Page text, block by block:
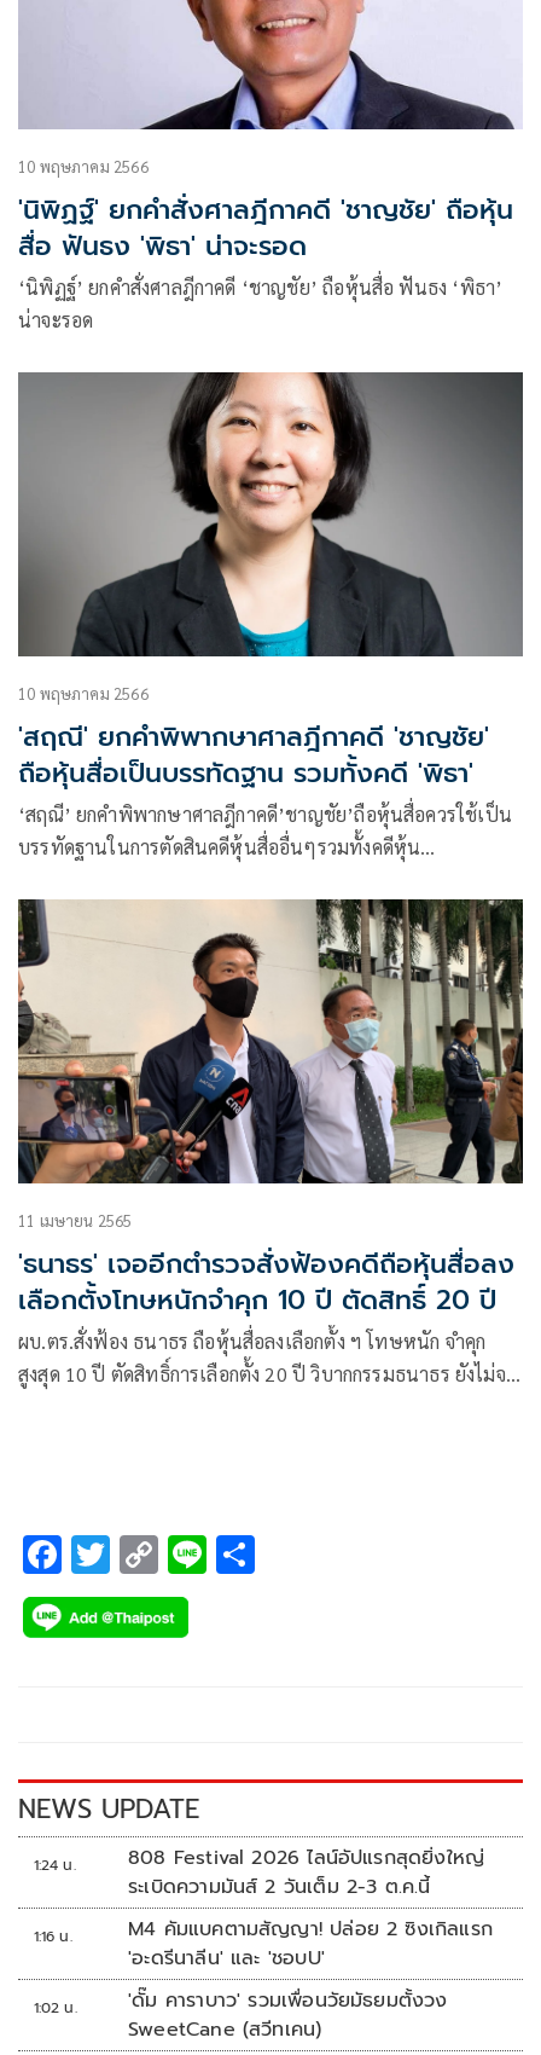
10 พฤษภาคม 2566
'นิพิฏฐ์' ยกคำสั่งศาลฎีกาคดี 'ชาญชัย' ถือหุ้น
สื่อ ฟันธง 'พิธา' น่าจะรอด
‘นิพิฏฐ์’ ยกคำสั่งศาลฎีกาคดี ‘ชาญชัย’ ถือหุ้นสื่อ ฟันธง ‘พิธา’
น่าจะรอด
10 พฤษภาคม 2566
'สฤณี' ยกคำพิพากษาศาลฎีกาคดี 'ชาญชัย'
ถือหุ้นสื่อเป็นบรรทัดฐาน รวมทั้งคดี 'พิธา'
‘สฤณี’ ยกคำพิพากษาศาลฎีกาคดี’ชาญชัย’ถือหุ้นสื่อควรใช้เป็น
บรรทัดฐานในการตัดสินคดีหุ้นสื่ออื่นๆรวมทั้งคดีหุ้น
จนกว่าเราจะแก้รธน.ยกเลิกมาตราเจ้าปัญหา
11 เมษายน 2565
'ธนาธร' เจออีกตำรวจสั่งฟ้องคดีถือหุ้นสื่อลง
เลือกตั้งโทษหนักจำคุก 10 ปี ตัดสิทธิ์ 20 ปี
ผบ.ตร.สั่งฟ้อง ธนาธร ถือหุ้นสื่อลงเลือกตั้ง ฯ โทษหนัก จำคุก
สูงสุด 10 ปี ตัดสิทธิ์การเลือกตั้ง 20 ปี วิบากกรรมธนาธร ยังไม่จบ
F
ac
e
k
T
wi
tt
C
o
p
k
Li
NEWS UPDATE
1:24 น.
808 Festival 2026 ไลน์อัปแรกสุดยิ่งใหญ่
ระเบิดความมันส์ 2 วันเต็ม 2-3 ต.ค.นี้
1:16 น.
M4 คัมแบคตามสัญญา! ปล่อย 2 ซิงเกิลแรก
'อะดรีนาลีน' และ 'ชอบU'
1:02 น.
'ดั๊ม คาราบาว' รวมเพื่อนวัยมัธยมตั้งวง
SweetCane (สวีทเคน)